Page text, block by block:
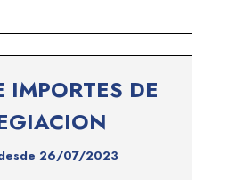
IMPORTES DE
26/07/2023